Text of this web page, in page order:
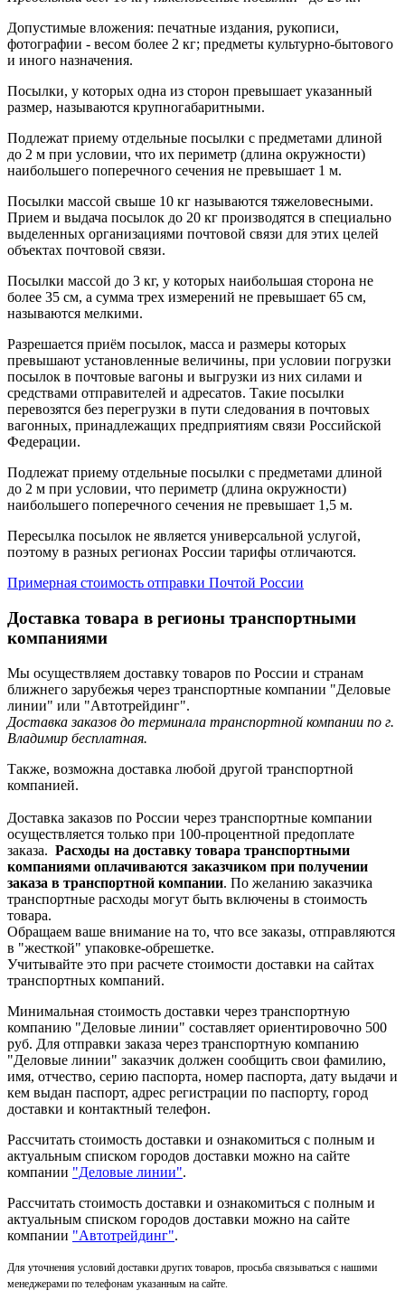
Допустимые вложения: печатные издания, рукописи,
фотографии - весом более 2 кг; предметы культурно-бытового
и иного назначения.
Посылки, у которых одна из сторон превышает указанный
размер, называются крупногабаритными.
Подлежат приему отдельные посылки с предметами длиной
до 2 м при условии, что их периметр (длина окружности)
наибольшего поперечного сечения не превышает 1 м.
Посылки массой свыше 10 кг называются тяжеловесными.
Прием и выдача посылок до 20 кг производятся в специально
выделенных организациями почтовой связи для этих целей
объектах почтовой связи.
Посылки массой до 3 кг, у которых наибольшая сторона не
более 35 см, а сумма трех измерений не превышает 65 см,
называются мелкими.
Разрешается приём посылок, масса и размеры которых
превышают установленные величины, при условии погрузки
посылок в почтовые вагоны и выгрузки из них силами и
средствами отправителей и адресатов. Такие посылки
перевозятся без перегрузки в пути следования в почтовых
вагонных, принадлежащих предприятиям связи Российской
Федерации.
Подлежат приему отдельные посылки с предметами длиной
до 2 м при условии, что периметр (длина окружности)
наибольшего поперечного сечения не превышает 1,5 м.
Пересылка посылок не является универсальной услугой,
поэтому в разных регионах России тарифы отличаются.
Примерная стоимость отправки Почтой России
Доставка товара в регионы транспортными
компаниями
Мы осуществляем доставку товаров по России и странам
ближнего зарубежья через транспортные компании "Деловые
линии" или "Автотрейдинг".
Доставка заказов до терминала транспортной компании по г.
Владимир бесплатная.
Также, возможна доставка любой другой транспортной
компанией.
Доставка заказов по России через транспортные компании
осуществляется только при 100-процентной предоплате
заказа. Расходы на доставку товара транспортными
компаниями оплачиваются заказчиком при получении
заказа в транспортной компании. По желанию заказчика
транспортные расходы могут быть включены в стоимость
товара.
Обращаем ваше внимание на то, что все заказы, отправляются
в "жесткой" упаковке-обрешетке.
Учитывайте это при расчете стоимости доставки на сайтах
транспортных компаний.
Минимальная стоимость доставки через транспортную
компанию "Деловые линии" составляет ориентировочно 500
руб. Для отправки заказа через транспортную компанию
"Деловые линии" заказчик должен сообщить свои фамилию,
имя, отчество, серию паспорта, номер паспорта, дату выдачи и
кем выдан паспорт, адрес регистрации по паспорту, город
доставки и контактный телефон.
Рассчитать стоимость доставки и ознакомиться с полным и
актуальным списком городов доставки можно на сайте
компании "Деловые линии".
Рассчитать стоимость доставки и ознакомиться с полным и
актуальным списком городов доставки можно на сайте
компании "Автотрейдинг".
Для уточнения условий доставки других товаров, просьба связываться с нашими
менеджерами по телефонам указанным на сайте.